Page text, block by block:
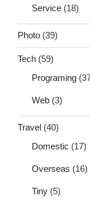
Service (18)
Photo (39)
Tech (59)
Programing
Web (3)
Travel (40)
Domestic (17)
Overseas (16)
Tiny (5)